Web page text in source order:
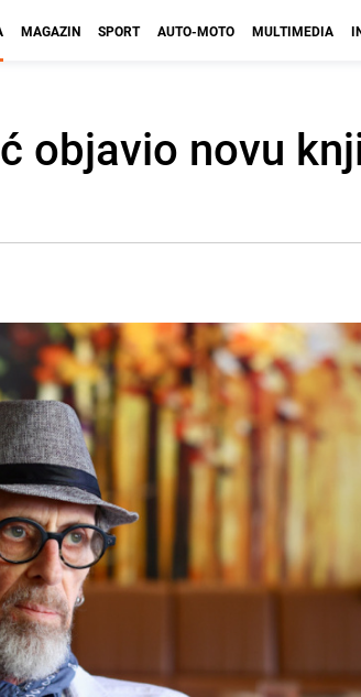
MAGAZIN SPORT AUTO-MOTO MULTIMEDIA
objavio novu